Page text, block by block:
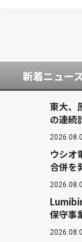
新着ニュー
東大、
の連続
ウシオ
合併を
保守事